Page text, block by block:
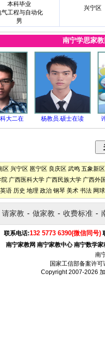
本科毕业
气工程与自动化
男
兴宁区
南宁学思家
大二在 杨教员.硕士在读
区 兴宁区 邕宁区 良庆区 武鸣 五象新区
院 广西医科大学 广西民族大学 广西外
英语 历史 地理 政治 钢琴 美术 书法 网球
请家教 - 做家教 - 收费标准 -
联系电话:132 5773 6390(微信同号)
南宁家教网 南宁家教中心 南宁数学家
南
国家工信部备案许可
Copyright 2007-2026